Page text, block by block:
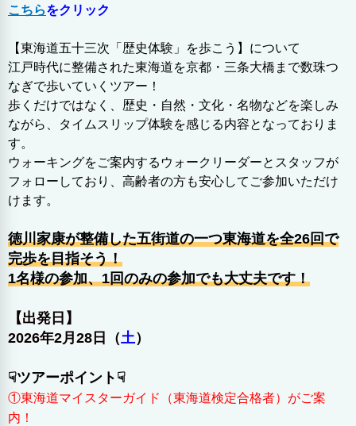
こちらをクリック
【東海道五十三次「歴史体験」を歩こう】について
江戸時代に整備された東海道を京都・三条大橋まで数珠つ
なぎで歩いていくツアー！
歩くだけではなく、歴史・自然・文化・名物などを楽しみ
ながら、タイムスリップ体験を感じる内容となっておりま
す。
ウォーキングをご案内するウォークリーダーとスタッフが
フォローしており、高齢者の方も安心してご参加いただけ
けます。
徳川家康が整備した五街道の一つ東海道を全26回で
完歩を目指そう！
1名様の参加、1回のみの参加でも大丈夫です！
【出発日】
2026年2月28日（土）
☟ツアーポイント☟
①東海道マイスターガイド（東海道検定合格者）がご案
内！